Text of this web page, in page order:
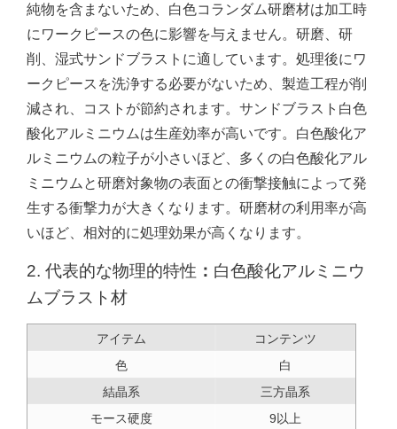
純物を含まないため、白色コランダム研磨材は加工時
にワークピースの色に影響を与えません。研磨、研
削、湿式サンドブラストに適しています。処理後にワ
ークピースを洗浄する必要がないため、製造工程が削
減され、コストが節約されます。サンドブラスト白色
酸化アルミニウムは生産効率が高いです。白色酸化ア
ルミニウムの粒子が小さいほど、多くの白色酸化アル
ミニウムと研磨対象物の表面との衝撃接触によって発
生する衝撃力が大きくなります。研磨材の利用率が高
いほど、相対的に処理効果が高くなります。
2. 代表的な物理的特性 ： 白色酸化アルミニウ
ムブラスト材
アイテム
コンテンツ
色
白
結晶系
三方晶系
モース硬度
9以上